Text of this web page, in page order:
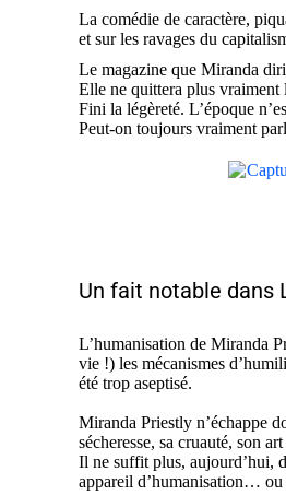
La comédie de caractère,
et sur les ravages du
Le magazine que Miranda
Elle ne quittera plus vraiment
Fini la légèreté. L’époque
Peut-on toujours vraiment
Un fait notable dans
L’humanisation de Miranda
vie !) les mécanismes
été trop aseptisé.
Miranda Priestly n’échappe
sécheresse, sa cruauté, son
Il ne suffit plus, aujourd’hui,
appareil d’humanisation… ou